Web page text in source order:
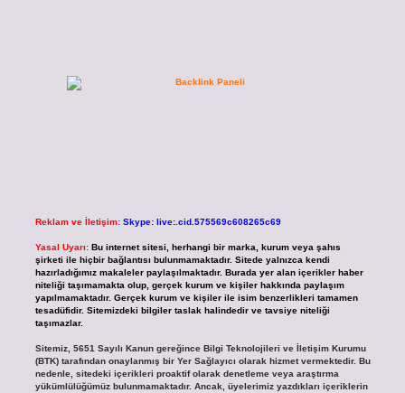
Reklam ve İletişim: Skype: live:.cid.575569c608265c69
Yasal Uyarı: Bu internet sitesi, herhangi bir marka, kurum veya şahıs
şirketi ile hiçbir bağlantısı bulunmamaktadır. Sitede yalnızca kendi
hazırladığımız makaleler paylaşılmaktadır. Burada yer alan içerikler haber
niteliği taşımamakta olup, gerçek kurum ve kişiler hakkında paylaşım
yapılmamaktadır. Gerçek kurum ve kişiler ile isim benzerlikleri tamamen
tesadüfidir. Sitemizdeki bilgiler taslak halindedir ve tavsiye niteliği
taşımazlar.
Sitemiz, 5651 Sayılı Kanun gereğince Bilgi Teknolojileri ve İletişim Kurumu
(BTK) tarafından onaylanmış bir Yer Sağlayıcı olarak hizmet vermektedir. Bu
nedenle, sitedeki içerikleri proaktif olarak denetleme veya araştırma
yükümlülüğümüz bulunmamaktadır. Ancak, üyelerimiz yazdıkları içeriklerin